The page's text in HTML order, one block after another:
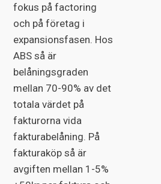
fokus på factoring
och på företag i
expansionsfasen. Hos
ABS så är
belåningsgraden
mellan 70-90% av det
totala värdet på
fakturorna vida
fakturabelåning. På
fakturaköp så är
avgiften mellan 1-5%